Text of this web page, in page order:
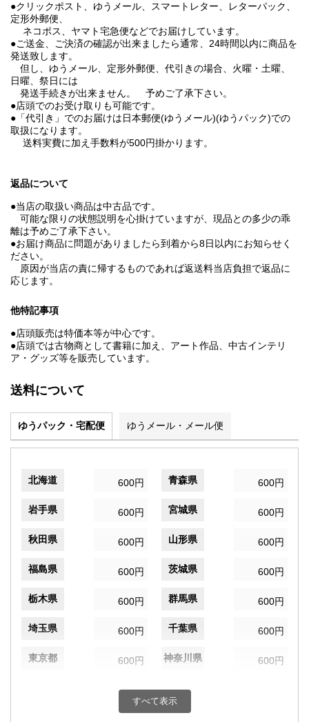
●クリックポスト、ゆうメール、スマートレター、レターパック、
定形外郵便、
ネコポス、ヤマト宅急便などでお届けしています。
●ご送金、ご決済の確認が出来ましたら通常、24時間以内に商品を
発送致します。
但し、ゆうメール、定形外郵便、代引きの場合、火曜・土曜、
日曜、祭日には
発送手続きが出来ません。 予めご了承下さい。
●店頭でのお受け取りも可能です。
●「代引き」でのお届けは日本郵便(ゆうメール)(ゆうパック)での
取扱になります。
送料実費に加え手数料が500円掛かります。
返品について
●当店の取扱い商品は中古品です。
可能な限りの状態説明を心掛けていますが、現品との多少の乖
離は予めご了承下さい。
●お届け商品に問題がありましたら到着から8日以内にお知らせく
ださい。
原因が当店の責に帰するものであれば返送料当店負担で返品に
応じます。
他特記事項
●店頭販売は特価本等が中心です。
●店頭では古物商として書籍に加え、アート作品、中古インテリ
ア・グッズ等を販売しています。
送料について
ゆうパック・宅配便 ゆうメール・メール便
北海道 600円 青森県 600円
岩手県 600円 宮城県 600円
秋田県 600円 山形県 600円
福島県 600円 茨城県 600円
栃木県 600円 群馬県 600円
埼玉県 600円 千葉県 600円
東京都 600円 神奈川県 600円
600円 富山県
すべて表示